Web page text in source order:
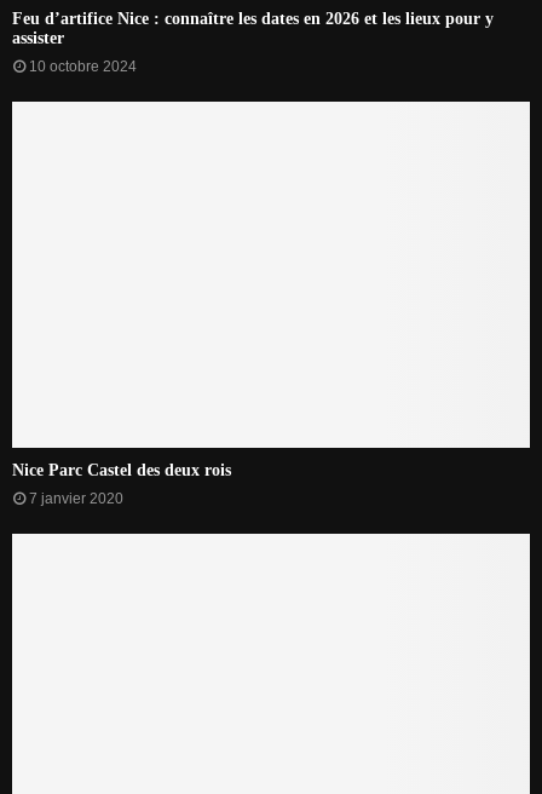
Feu d’artifice Nice : connaître les dates en 2026 et les lieux pour y
assister
10 octobre 2024
Nice Parc Castel des deux rois
7 janvier 2020